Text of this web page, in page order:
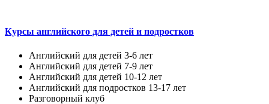
Курсы английского для детей и подростков
Английский для детей 3-6 лет
Английский для детей 7-9 лет
Английский для детей 10-12 лет
Английский для подростков 13-17 лет
Разговорный клуб